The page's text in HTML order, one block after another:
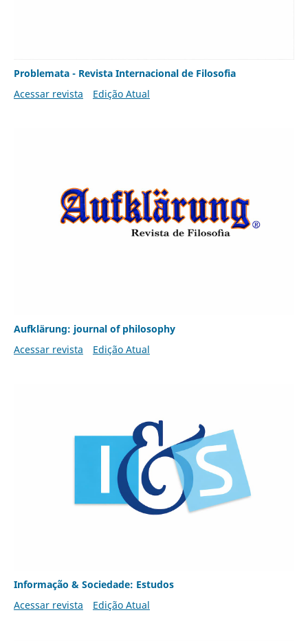
Problemata - Revista Internacional de Filosofia
Acessar revista
Edição Atual
Aufklärung: journal of philosophy
Acessar revista
Edição Atual
Informação & Sociedade: Estudos
Acessar revista
Edição Atual